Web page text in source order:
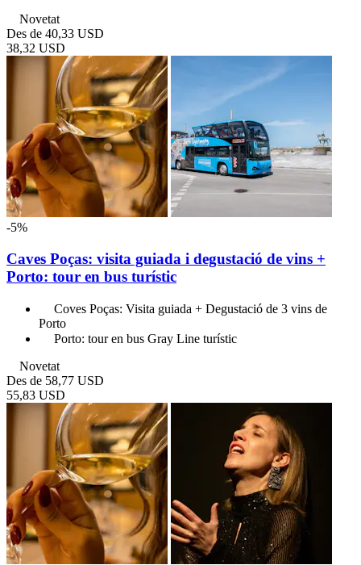
Novetat
Des de 40,33 USD
38,32 USD
-5%
Caves Poças: visita guiada i degustació de vins +
Porto: tour en bus turístic
Coves Poças: Visita guiada + Degustació de 3 vins de
Porto
Porto: tour en bus Gray Line turístic
Novetat
Des de 58,77 USD
55,83 USD